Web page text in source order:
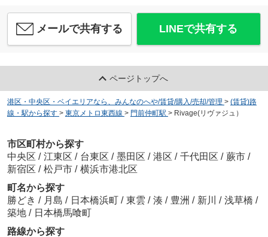
メールで共有する LINEで共有する
ページトップへ
港区・中央区・ベイエリアなら、みんなのへや/賃貸/購入/売却/管理 > (賃貸)路
線・駅から探す > 東京メトロ東西線 > 門前仲町駅 > Rivage(リヴァジュ）
市区町村から探す
中央区 / 江東区 / 台東区 / 墨田区 / 港区 / 千代田区 / 蕨市 /
新宿区 / 松戸市 / 横浜市港北区
町名から探す
勝どき / 月島 / 日本橋浜町 / 東雲 / 湊 / 豊洲 / 新川 / 浅草橋 /
築地 / 日本橋馬喰町
路線から探す